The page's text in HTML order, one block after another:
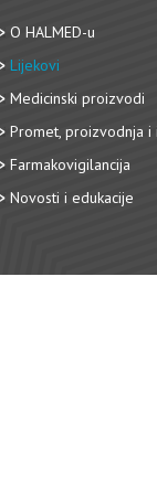
O HALMED-u
Lijekovi
Medicinski proizvodi
Promet, proizvodnja i
Farmakovigilancija
Novosti i edukacije